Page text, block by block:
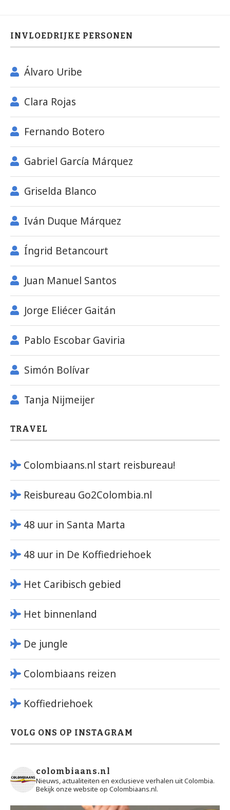
INVLOEDRIJKE PERSONEN
Álvaro Uribe
Clara Rojas
Fernando Botero
Gabriel García Márquez
Griselda Blanco
Iván Duque Márquez
Íngrid Betancourt
Juan Manuel Santos
Jorge Eliécer Gaitán
Pablo Escobar Gaviria
Simón Bolívar
Tanja Nijmeijer
TRAVEL
Colombiaans.nl start reisbureau!
Reisbureau Go2Colombia.nl
48 uur in Santa Marta
48 uur in De Koffiedriehoek
Het Caribisch gebied
Het binnenland
De jungle
Colombiaans reizen
Koffiedriehoek
VOLG ONS OP INSTAGRAM
colombiaans.nl
Nieuws, actualiteiten en exclusieve verhalen uit Colombia.
Bekijk onze website op Colombiaans.nl.